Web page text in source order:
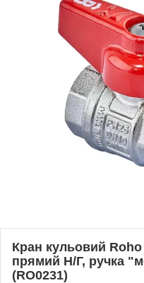
Кран кульовий
прямий Н/Г, ручка
(RO0231)